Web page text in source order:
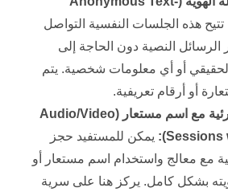
تتيح هذه الجلسات النفسية التواصل
النصية دون الحاجة إلى
أو أي معلومات شخصية. يتم
أو أرقام تعريفية.
مع اسم مستعار (Audio/Video
Sessions
): يمكن للمستفيد حجز
مع معالج واستخدام اسم مستعار أو
بشكل كامل. يركز هنا على سرية